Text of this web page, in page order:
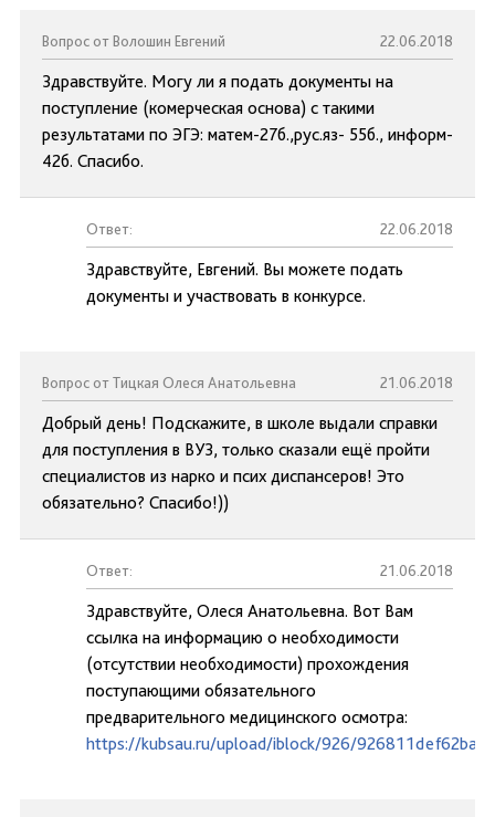
Вопрос от Волошин Евгений 22.06.2018
Здравствуйте. Могу ли я подать документы на
поступление (комерческая основа) с такими
результатами по ЭГЭ: матем-27б.,рус.яз- 55б., информ-
42б. Спасибо.
Ответ: 22.06.2018
Здравствуйте, Евгений. Вы можете подать
документы и участвовать в конкурсе.
Вопрос от Тицкая Олеся Анатольевна 21.06.2018
Добрый день! Подскажите, в школе выдали справки
для поступления в ВУЗ, только сказали ещё пройти
специалистов из нарко и псих диспансеров! Это
обязательно? Спасибо!))
Ответ: 21.06.2018
Здравствуйте, Олеся Анатольевна. Вот Вам
ссылка на информацию о необходимости
(отсутствии необходимости) прохождения
поступающими обязательного
предварительного медицинского осмотра:
https://kubsau.ru/upload/iblock/926/